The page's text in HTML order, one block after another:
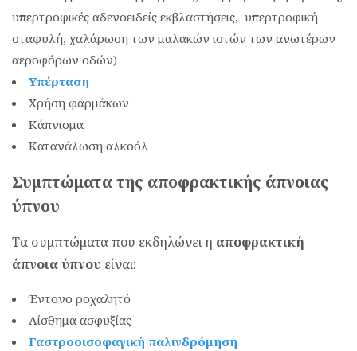
υπερτροφικές αδενοειδείς εκβλαστήσεις, υπερτροφική
σταφυλή, χαλάρωση των μαλακών ιστών των ανωτέρων
αεροφόρων οδών)
Υπέρταση
Χρήση φαρμάκων
Κάπνισμα
Κατανάλωση αλκοόλ
Συμπτώματα της αποφρακτικής άπνοιας
ύπνου
Τα συμπτώματα που εκδηλώνει η αποφρακτική
άπνοια ύπνου είναι:
Έντονο ροχαλητό
Αίσθημα ασφυξίας
Γαστροοισοφαγική παλινδρόμηση